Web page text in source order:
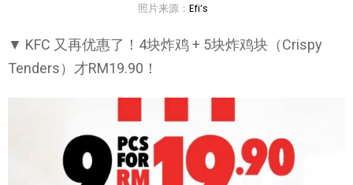
照片来源： Efi’s
▼ KFC 又再优惠了！4块炸鸡 + 5块炸鸡块（Crispy
Tenders）才RM19.90！